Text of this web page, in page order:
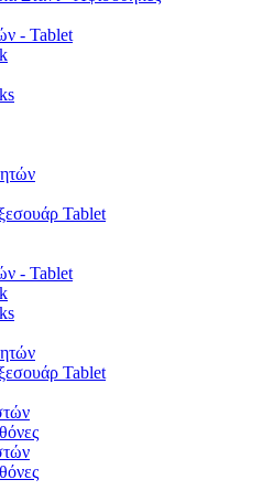
- Tablet
Tablet
- Tablet
Tablet